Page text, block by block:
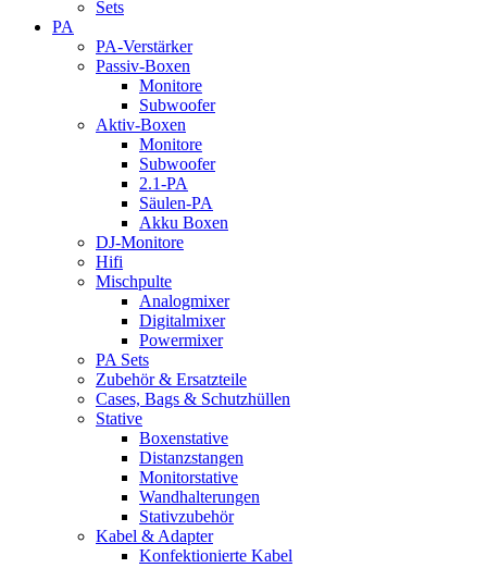
Sets
PA
PA-Verstärker
Passiv-Boxen
Monitore
Subwoofer
Aktiv-Boxen
Monitore
Subwoofer
2.1-PA
Säulen-PA
Akku Boxen
DJ-Monitore
Hifi
Mischpulte
Analogmixer
Digitalmixer
Powermixer
PA Sets
Zubehör & Ersatzteile
Cases, Bags & Schutzhüllen
Stative
Boxenstative
Distanzstangen
Monitorstative
Wandhalterungen
Stativzubehör
Kabel & Adapter
Konfektionierte Kabel